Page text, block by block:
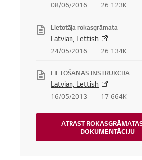
08/06/2016 26 123K
Lietotāja rokasgrāmata
Latvian, Lettish
24/05/2016 26 134K
LIETOŠANAS INSTRUKCIJA
Latvian, Lettish
16/05/2013 17 664K
ATRAST
DOKUMENTĀCIJU